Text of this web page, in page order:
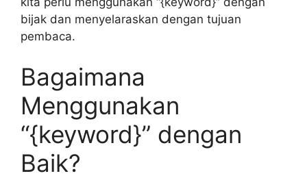
bijak dan menyelaraskan dengan tujuan
pembaca.
Bagaimana
Menggunakan
“{keyword}” dengan
Baik?